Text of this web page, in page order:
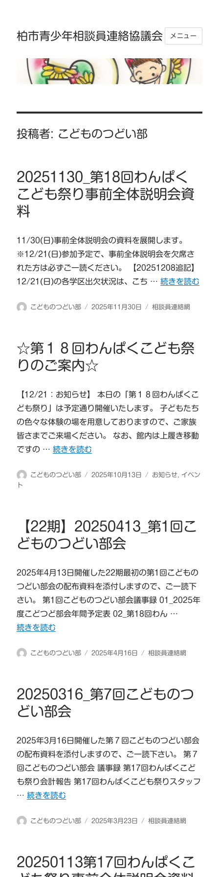
柏市青少年相談員連絡協議会 メニュー
投稿者: こどものつどい部
20251130_第18回わんぱく
こども祭り事前全体説明会資
料
11/30(日)事前全体説明会の資料を展開します。
※12/21(日)参加予定で、事前全体説明会を欠席さ
れた方は必ずご一読ください。 【20251208追記】
12/21(日)の各学区出欠状況は、こち …“20251130_第
続きを読む
投
こどものつどい部
投
2025年11月30日
カ
ー
相談員連絡網
☆第１８回わんぱくこども祭
りのご案内☆
【12/21：お知らせ】 本日の「第１８回わんぱくこ
ども祭り」は予定通り開催いたします。 子どもたち
の色々な体験の場を用意しておりますので、ご家族
皆さまでご来場ください。 なお、館内は上履き移動
ですの …“☆第１８回わんぱくこども祭りのご案内☆” の
続きを読む
投
こどものつどい部
投
2025年10月13日
カ
お知らせ,イベン
ト
【22期】20250413_第1回こ
どものつどい部会
2025年4月13日開催した22期最初の第1回こどもの
つどい部会の配布資料を添付しますので、ご一読下
さい。 第1回こどものつどい部会議事録 01_2025年
度こどつど部会年間予定表 02_第18回わん …
“【22期】20250413_第1回こどものつどい部会” の
続きを読む
投
こどものつどい部
投
2025年4月16日
カ
ー
相談員連絡網
20250316_第7回こどものつ
どい部会
2025年3月16日開催した第７回こどものつどい部会
の配布資料を添付しますので、ご一読下さい。 第７
回こどものつどい部会 議事録 第17回わんぱくこど
も祭り会計報告 第17回わんぱくこども祭りスタッフ
…“20250316_第7回こどものつどい部会” の
続きを読む
投
こどものつどい部
投
2025年3月23日
カ
ー
相談員連絡網
20250113第17回わんぱくこ